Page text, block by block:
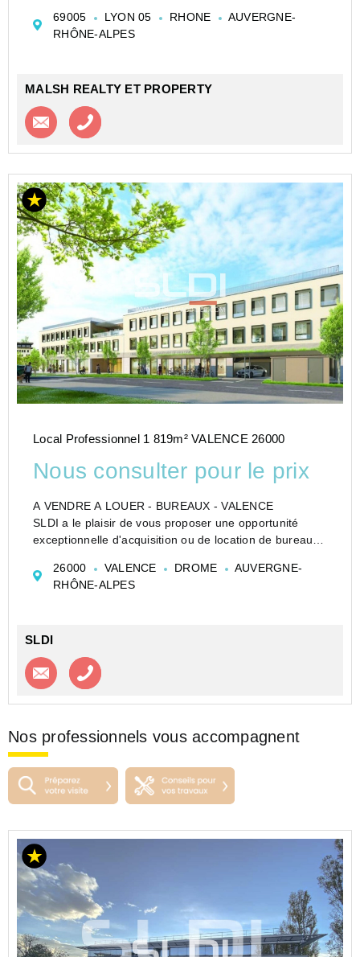
bureaux sont entièrement rafraîchis,...
69005 LYON 05 RHONE
AUVERGNE-
RHÔNE-ALPES
MALSH REALTY ET PROPERTY
Contacter l'agence
Local Professionnel 1 819m² VALENCE 26000
Nous consulter pour le prix
A VENDRE A LOUER - BUREAUX - VALENCE
SLDI a le plaisir de vous proposer une opportunité
exceptionnelle d'acquisition ou de location de bureaux
accueillir des professions libérales, se distinguent par
leu...
26000 VALENCE DROME
AUVERGNE-
RHÔNE-ALPES
SLDI
Contacter l'agence
Nos professionnels vous accompagnent